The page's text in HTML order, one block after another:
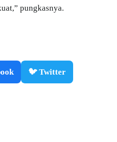
pungkasnya.
🐦 Twitter